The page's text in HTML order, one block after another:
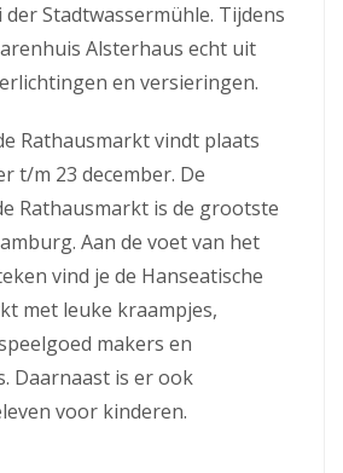
Stadtwassermühle. Tijdens
Alsterhaus echt uit
en versieringen.
Rathausmarkt vindt plaats
t/m 23 december. De
Rathausmarkt is de grootste
Aan de voet van het
vind je de Hanseatische
met leuke kraampjes,
makers en
Daarnaast is er ook
voor kinderen.